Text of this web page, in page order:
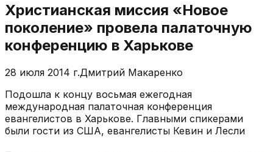
Христианская миссия «Новое
поколение» провела палаточную
конференцию в Харькове
28 июля 2014 г.Дмитрий Макаренко
Подошла к концу восьмая ежегодная
международная палаточная конференция
евангелистов в Харькове. Главными спикерами
были гости из США, евангелисты Кевин и Лесли